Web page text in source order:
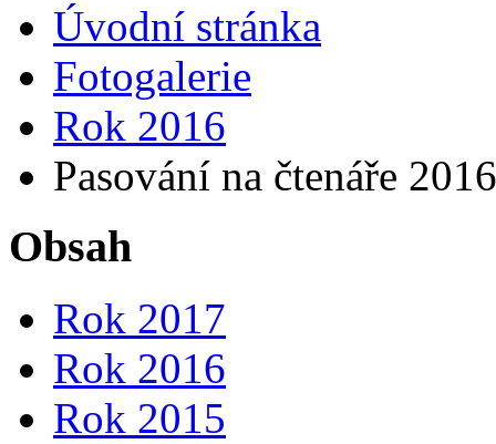
Úvodní stránka
Fotogalerie
Rok 2016
Pasování na čtenáře 2016
Obsah
Rok 2017
Rok 2016
Rok 2015